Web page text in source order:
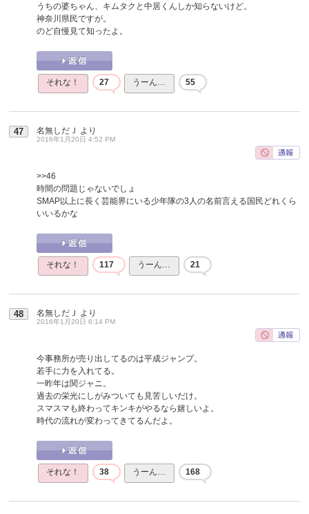
うちの婆ちゃん、キムタクと中居くんしか知らないけど。
神奈川県民ですが。
のど自慢見て知ったよ。
それな！ 27 うーん… 55
47 名無しだＪ より
2016年1月20日 4:52 PM
>>46
時間の問題じゃないでしょ
SMAP以上に長く芸能界にいる少年隊の3人の名前言える国民どれくら
いいるかな
それな！ 117 うーん… 21
48 名無しだＪ より
2016年1月20日 6:14 PM
今事務所が売り出してるのは平成ジャンプ。
若手に力を入れてる。
一昨年は関ジャニ。
過去の栄光にしがみついても見苦しいだけ。
スマスマも終わってキンキがやるなら嬉しいよ。
時代の流れが変わってきてるんだよ。
それな！ 38 うーん… 168